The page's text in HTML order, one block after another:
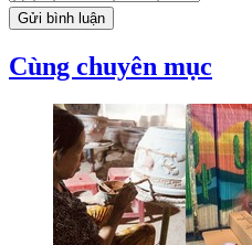
Gửi bình luận
Cùng chuyên mục